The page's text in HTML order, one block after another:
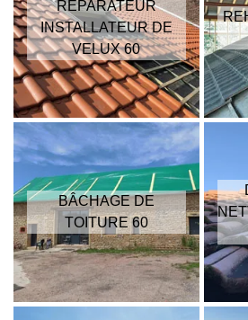
RÉPARATEUR
INSTALLATEUR DE
VELUX 60
BÂCHAGE DE
TOITURE 60